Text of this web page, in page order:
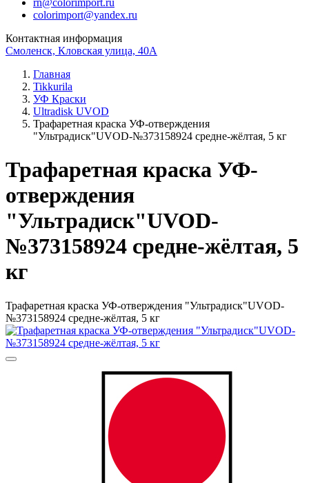
rn@colorimport.ru
colorimport@yandex.ru
Контактная информация
Смоленск, Кловская улица, 40А
Главная
Tikkurila
УФ Краски
Ultradisk UVOD
Трафаретная краска УФ-отверждения
"Ультрадиск"UVOD-№373158924 средне-жёлтая, 5 кг
Трафаретная краска УФ-
отверждения
"Ультрадиск"UVOD-
№373158924 средне-жёлтая, 5
кг
Трафаретная краска УФ-отверждения "Ультрадиск"UVOD-
№373158924 средне-жёлтая, 5 кг